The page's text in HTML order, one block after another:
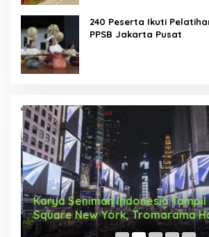
240 Peserta Ikuti
PPSB Jakarta Pusat
Karya Seniman Indonesia Tampil
Square New York, Tromarama
Nama Bangsa